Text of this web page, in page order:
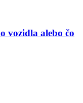
vozidla alebo čo